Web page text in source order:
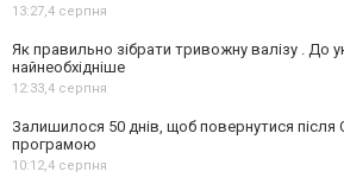
13:27,4 серпня
Як правильно зібрати тривожну валізу . До
найнеобхідніше
12:33,4 серпня
Залишилося 50 днів, щоб повернутися
програмою
10:12,4 серпня